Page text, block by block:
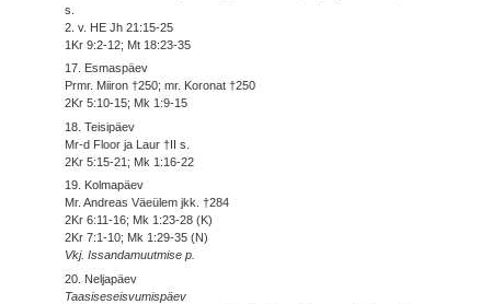
s.
2. v. HE Jh 21:15-25
1Kr 9:2-12; Mt 18:23-35
17. Esmaspäev
Prmr. Miiron †250; mr. Koronat †250
2Kr 5:10-15; Mk 1:9-15
18. Teisipäev
Mr-d Floor ja Laur †II s.
2Kr 5:15-21; Mk 1:16-22
19. Kolmapäev
Mr. Andreas Väeülem jkk. †284
2Kr 6:11-16; Mk 1:23-28 (K)
2Kr 7:1-10; Mk 1:29-35 (N)
Vkj. Issandamuutmise p.
20. Neljapäev
Taasiseseisvumispäev